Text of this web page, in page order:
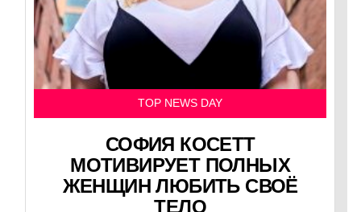
TOP NEWS DAY
СОФИЯ КОСЕТТ
МОТИВИРУЕТ ПОЛНЫХ
ЖЕНЩИН ЛЮБИТЬ СВОЁ
ТЕЛО